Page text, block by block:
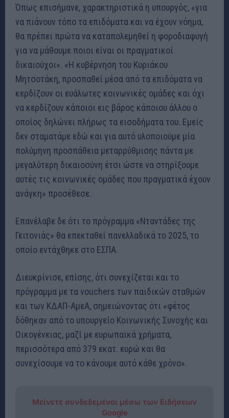
Όπως επισήμανε, χαρακτηριστικά η υπουργός, «για
να πιάνουν τόπο τα επιδόματα και να έχουν νόημα,
θα πρέπει πρώτα να καταπολεμηθεί η φοροδιαφυγή
για να μάθουμε ποιοι είναι οι πραγματικοί
δικαιούχοι». «Η κυβέρνηση του Κυριάκου
Μητσοτάκη, προσπαθεί μέσα από τα επιδόματα να
κερδίζουν οι ευάλωτες κοινωνικές ομάδες και όχι
να κερδίζουν κάποιοι εις βάρος κάποιου άλλου ο
οποίος δηλώνει πλήρως τα εισοδήματα του. Εμείς
δεν σταματάμε εδώ και για αυτό υλοποιούμε μία
πολύμηνη προσπάθεια μεταρρύθμισης πάντα με
μεγαλύτερη δικαιοσύνη έτσι ώστε να στηρίξουμε
αυτές τις κοινωνικές ομάδες που πραγματικά έχουν
ανάγκη» προσέθεσε.
Επανέλαβε δε ότι το πρόγραμμα «Νταντάδες της
Γειτονιάς» θα επεκταθεί πανελλαδικά το 2025, το
οποίο εντάχθηκε στο ΕΣΠΑ.
Διευκρίνισε, επίσης, ότι συνεχίζεται και το
πρόγραμμα με τα vouchers των παιδικών σταθμών
και των ΚΔΑΠ-ΑμεΑ, σημειώνοντας ότι «φέτος
δόθηκαν από το υπουργείο Κοινωνικής Συνοχής και
Οικογένειας, μαζί με ευρωπαϊκά χρήματα,
περισσότερα από 379 εκατ. ευρώ και θα
συνεχίσουμε να το κάνουμε αυτό κάθε χρόνο».
Μείνετε συνδεδεμένοι μέσω των Ειδήσεων
Google